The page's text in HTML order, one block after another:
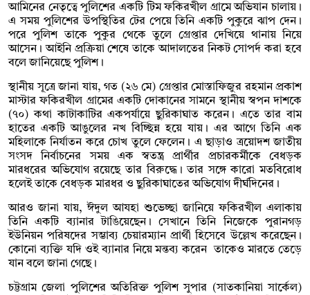
আমিনের নেতৃত্বে পুলিশের একটি টিম ফকিরখীল গ্রামে অভিযান চালায়।
এ সময় পুলিশের উপস্থিতির টের পেয়ে তিনি একটি পুকুরে ঝাপ দেন।
পরে পুলিশ তাকে পুকুর থেকে তুলে গ্রেপ্তার দেখিয়ে থানায় নিয়ে
আসেন। আইনি প্রক্রিয়া শেষে তাকে আদালতের নিকট সোপর্দ করা হবে
বলে জানিয়েছে পুলিশ।
স্থানীয় সূত্রে জানা যায়, গত (২৬ মে) গ্রেপ্তার মোস্তাফিজুর রহমান প্রকাশ
মাস্টার ফকিরখীল গ্রামের একটি দোকানের সামনে স্থানীয় স্বপন দাশকে
(৭০) কথা কাটাকাটির একপর্যায়ে ছুরিকাঘাত করেন। এতে তার বাম
হাতের একটি আঙুলের নখ বিচ্ছিন্ন হয়ে যায়। এর আগে তিনি এক
মহিলাকে নির্যাতন করে চোখ তুলে ফেলেন। এ ছাড়াও ত্রয়োদশ জাতীয়
সংসদ নির্বাচনের সময় এক স্বতন্ত্র প্রার্থীর প্রচারকর্মীকে বেধড়ক
মারধরের অভিযোগ রয়েছে তার বিরুদ্ধে। তার সঙ্গে কারো মতবিরোধ
হলেই তাকে বেধড়ক মারধর ও ছুরিকাঘাতের অভিযোগ দীর্ঘদিনের।
আরও জানা যায়, ঈদুল আযহা শুভেচ্ছা জানিয়ে ফকিরখীল এলাকায়
তিনি একটি ব্যানার টাঙিয়েছেন। সেখানে তিনি নিজেকে পুরানগড়
ইউনিয়ন পরিষদের সম্ভাব্য চেয়ারম্যান প্রার্থী হিসেবে উল্লেখ করেছেন।
কোনো ব্যক্তি যদি ওই ব্যানার নিয়ে মন্তব্য করেন তাকেও মারতে তেড়ে
যান বলে জানা গেছে।
চট্টগ্রাম জেলা পুলিশের অতিরিক্ত পুলিশ সুপার (সাতকানিয়া সার্কেল)